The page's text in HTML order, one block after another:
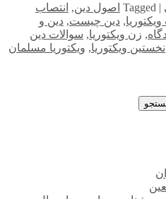
|
Tagged اصول دین, انتصاب
, دین چیست, دین و
, زن ویکتوریا, سوالات دین
نخستین ویکتوریا, ویکتوریا مسلمان